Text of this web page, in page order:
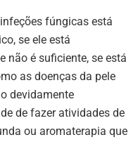
fúngicas está
se ele está
não é suficiente, se está
as doenças da pele
devidamente
de fazer atividades de
ou aromaterapia que